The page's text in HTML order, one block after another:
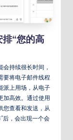
“您的高
持续很长时间，
要将电子邮件线程
派上用场，从电子
加高效。通过使用
查看和发送，从
后，会出现一个会